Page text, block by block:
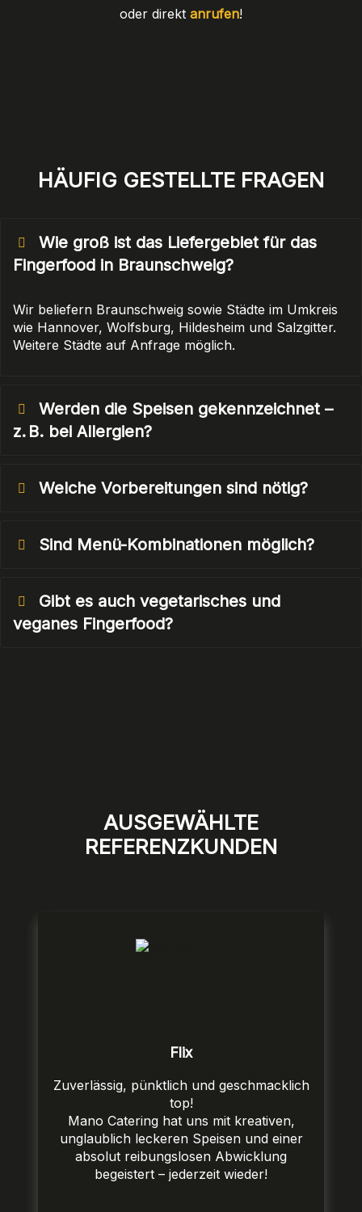
oder direkt anrufen!
HÄUFIG GESTELLTE FRAGEN
Wie groß ist das Liefergebiet für das
Fingerfood in Braunschweig?
Wir beliefern Braunschweig sowie Städte im Umkreis
wie Hannover, Wolfsburg, Hildesheim und Salzgitter.
Weitere Städte auf Anfrage möglich.
Werden die Speisen gekennzeichnet –
z. B. bei Allergien?
Welche Vorbereitungen sind nötig?
Sind Menü-Kombinationen möglich?
Gibt es auch vegetarisches und
veganes Fingerfood?
AUSGEWÄHLTE
REFERENZKUNDEN
Flix
Zuverlässig, pünktlich und geschmacklich
top!
Mano Catering hat uns mit kreativen,
unglaublich leckeren Speisen und einer
absolut reibungslosen Abwicklung
begeistert – jederzeit wieder!